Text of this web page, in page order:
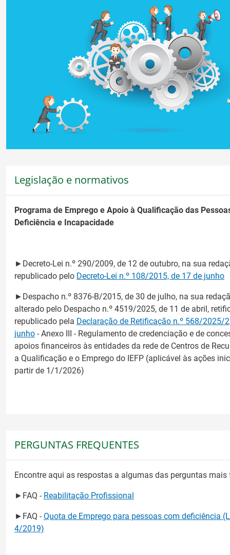
Legislação e normativos
Programa de Emprego e Apoio à Qualificação das
Deficiência e Incapacidade
►Decreto-Lei n.º 290/2009, de 12 de outubro, na sua
republicado pelo Decreto-Lei n.º 108/2015, de 17 de junho
►Despacho n.º 8376-B/2015, de 30 de julho, na sua
alterado pelo Despacho n.º 4519/2025, de 11 de abril,
republicado pela Declaração de Retificação n.º 568/2025/
junho - Anexo III - Regulamento de credenciação e de
apoios financeiros às entidades da rede de Centros de
a Qualificação e o Emprego do IEFP (aplicável às ações
partir de 1/1/2026)
PERGUNTAS FREQUENTES
Encontre aqui as respostas a algumas das perguntas mais
►FAQ - Reabilitação Profissional
►FAQ - Quota de Emprego para pessoas com deficiência
4/2019)